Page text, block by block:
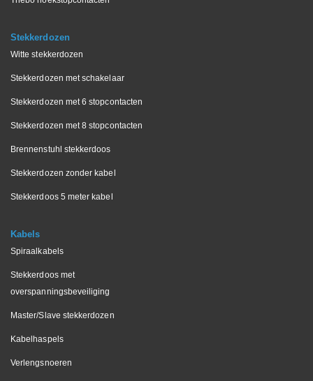
Stekkerdozen
Witte stekkerdozen
Stekkerdozen met schakelaar
Stekkerdozen met 6 stopcontacten
Stekkerdozen met 8 stopcontacten
Brennenstuhl stekkerdoos
Stekkerdozen zonder kabel
Stekkerdoos 5 meter kabel
Kabels
Spiraalkabels
Stekkerdoos met
overspanningsbeveiliging
Master/Slave stekkerdozen
Kabelhaspels
Verlengsnoeren